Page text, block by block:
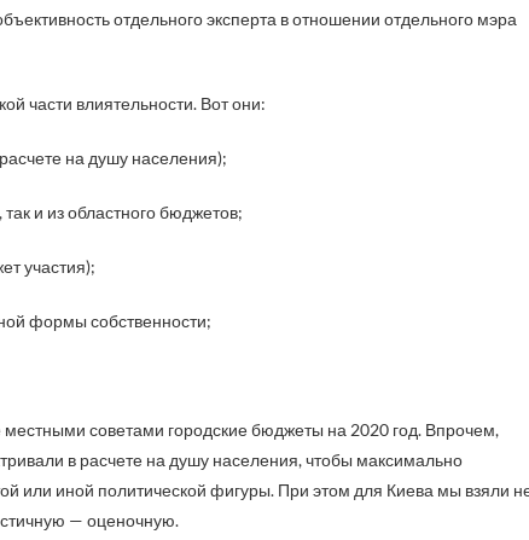
отдельного эксперта в отношении отдельного мэра
части влиятельности. Вот они:
на душу населения);
и из областного бюджетов;
участия);
формы собственности;
советами городские бюджеты на 2020 год. Впрочем,
в расчете на душу населения, чтобы максимально
или иной политической фигуры. При этом для Киева мы взяли
— оценочную.